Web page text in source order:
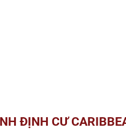
ĐỊNH CƯ